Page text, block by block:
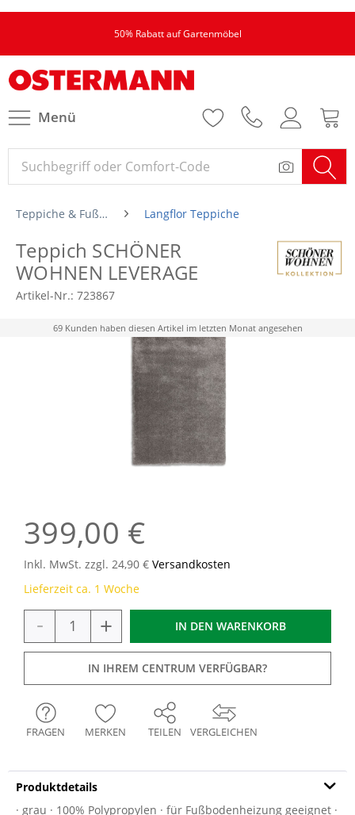
50% Rabatt auf Gartenmöbel
Menü
Teppiche & Fußmatten Langflor Teppiche
Teppich SCHÖNER
WOHNEN LEVERAGE
Artikel-Nr.: 723867
69 Kunden haben diesen Artikel im letzten Monat angesehen
399,00 €
Inkl. MwSt. zzgl. 24,90 € Versandkosten
Lieferzeit ca. 1 Woche
- + IN DEN WARENKORB
IN IHREM CENTRUM VERFÜGBAR?
VERGLEICHEN
FRAGEN MERKEN TEILEN
Produktdetails
· grau · 100% Polypropylen · für Fußbodenheizung geeignet ·